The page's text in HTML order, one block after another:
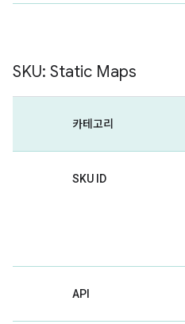
SKU: Static Maps
카테고리
SKU ID
API